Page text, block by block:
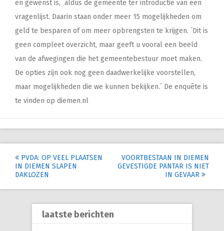
en gewenst is,´ aldus de gemeente ter introductie van een
vragenlijst. Daarin staan onder meer 15 mogelijkheden om
geld te besparen of om meer opbrengsten te krijgen. ´Dit is
geen compleet overzicht, maar geeft u vooral een beeld
van de afwegingen die het gemeentebestuur moet maken.
De opties zijn ook nog geen daadwerkelijke voorstellen,
maar mogelijkheden die we kunnen bekijken.´ De enquête is
te vinden op diemen.nl
Post
navigation
PVDA: OP VEEL PLAATSEN
IN DIEMEN SLAPEN
DAKLOZEN
VOORTBESTAAN IN DIEMEN
GEVESTIGDE PANTAR IS NIET
IN GEVAAR
laatste berichten